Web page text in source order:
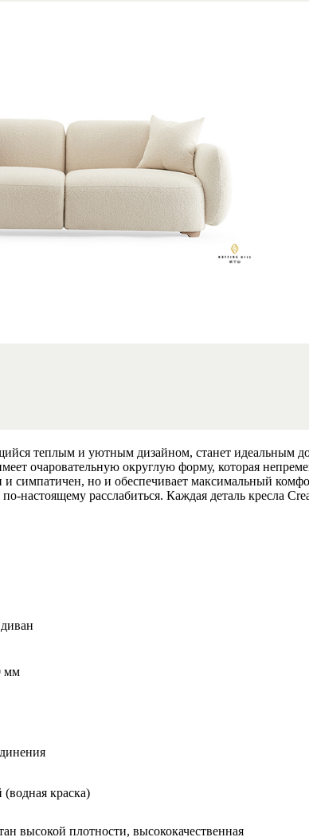
теплым и уютным дизайном, станет идеальным
очаровательную округлую форму, которая
и симпатичен, но и обеспечивает максимальный
настоящему расслабиться. Каждая деталь кресла
мм
краска)
высокой плотности, высококачественная